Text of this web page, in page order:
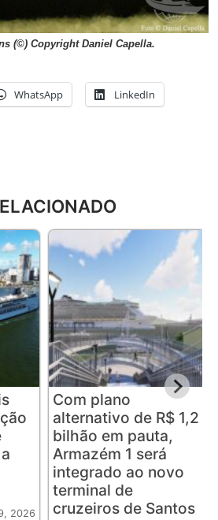
(©) Copyright Daniel Capella.
WhatsApp LinkedIn
2026
Com plano
alternativo de R$ 1,2
bilhão em pauta,
Armazém 1 será
integrado ao novo
terminal de
cruzeiros de Santos